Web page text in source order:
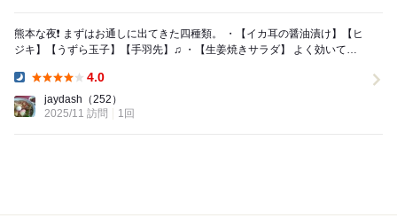
熊本な夜❗ まずはお通しに出てきた四種類。 ・【イカ耳の醤油漬け】【ヒ
ジキ】【うずら玉子】【手羽先】♫ ・【生姜焼きサラダ】 よく効いてい
4.0
jaydash （252）
2025/11 訪問
1回